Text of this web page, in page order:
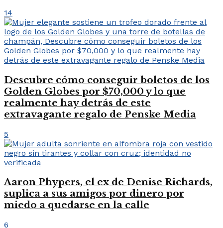
14
Descubre cómo conseguir boletos de los
Golden Globes por $70,000 y lo que
realmente hay detrás de este
extravagante regalo de Penske Media
5
Aaron Phypers, el ex de Denise Richards,
suplica a sus amigos por dinero por
miedo a quedarse en la calle
6